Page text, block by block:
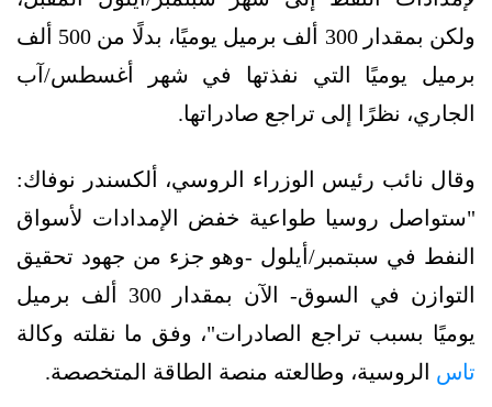
ولكن بمقدار 300 ألف برميل يوميًا، بدلًا من 500 ألف
برميل يوميًا التي نفذتها في شهر أغسطس/آب
الجاري، نظرًا إلى تراجع صادراتها.
وقال نائب رئيس الوزراء الروسي، ألكسندر نوفاك:
"ستواصل روسيا طواعية خفض الإمدادات لأسواق
النفط في سبتمبر/أيلول -وهو جزء من جهود تحقيق
التوازن في السوق- الآن بمقدار 300 ألف برميل
يوميًا بسبب تراجع الصادرات"، وفق ما نقلته وكالة
تاس الروسية، وطالعته منصة الطاقة المتخصصة.